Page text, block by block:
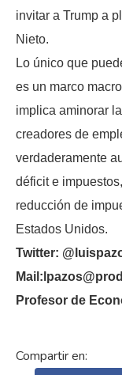
invitar a Trump a
Nieto.
Lo único que
es un marco
implica aminorar
creadores de
verdaderamente
déficit e
reducción de
Estados Unidos.
Twitter:
Profesor de